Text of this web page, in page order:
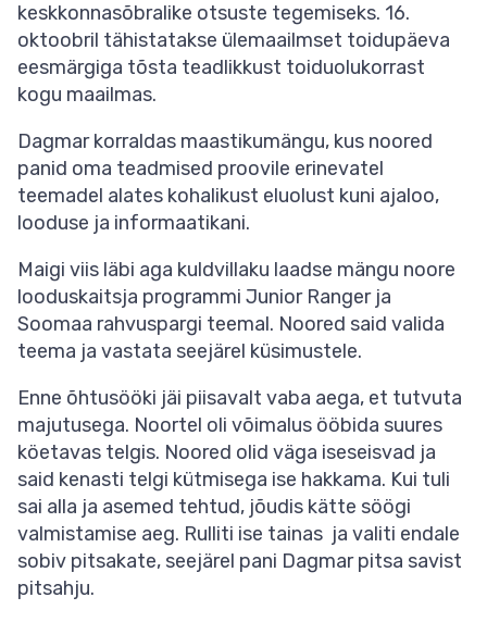
keskkonnasõbralike otsuste tegemiseks. 16.
oktoobril tähistatakse ülemaailmset toidupäeva
eesmärgiga tõsta teadlikkust toiduolukorrast
kogu maailmas.
Dagmar korraldas maastikumängu, kus noored
panid oma teadmised proovile erinevatel
teemadel alates kohalikust eluolust kuni ajaloo,
looduse ja informaatikani.
Maigi viis läbi aga kuldvillaku laadse mängu noore
looduskaitsja programmi Junior Ranger ja
Soomaa rahvuspargi teemal. Noored said valida
teema ja vastata seejärel küsimustele.
Enne õhtusööki jäi piisavalt vaba aega, et tutvuta
majutusega. Noortel oli võimalus ööbida suures
köetavas telgis. Noored olid väga iseseisvad ja
said kenasti telgi kütmisega ise hakkama. Kui tuli
sai alla ja asemed tehtud, jõudis kätte söögi
valmistamise aeg. Rulliti ise tainas ja valiti endale
sobiv pitsakate, seejärel pani Dagmar pitsa savist
pitsahju.